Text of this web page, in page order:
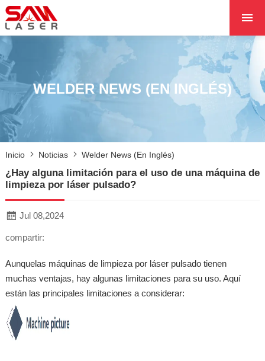
SOBRE NOSOTROS
PRODUCTOS
PROYECTOS
NOTICIAS
CON NOSOTROS
WELDER NEWS (EN INGLÉS)
Inicio Noticias Welder News (en Inglés)
¿Hay alguna limitación para el uso de una máquina de
limpieza por láser pulsado?
Jul 08,2024
compartir:
Aunquelas máquinas de limpieza por láser pulsado tienen
muchas ventajas, hay algunas limitaciones para su uso. Aquí
están las principales limitaciones a considerar: